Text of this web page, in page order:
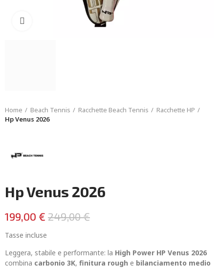
Home Beach Tennis Racchette Beach Tennis
Racchette HP
Hp Venus 2026
Hp Venus 2026
199,00 € 249,00 €
Tasse incluse
Leggera, stabile e performante: la High Power HP Venus 2026
combina carbonio 3K, finitura rough e bilanciamento medio